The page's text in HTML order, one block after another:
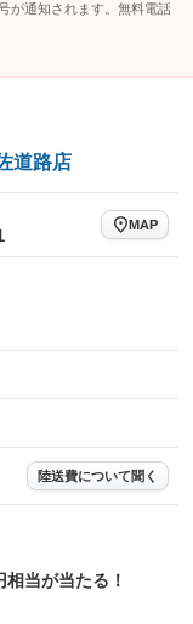
が通知されます。無料電話
道路店
MAP
陸送費について聞く
当が当たる！